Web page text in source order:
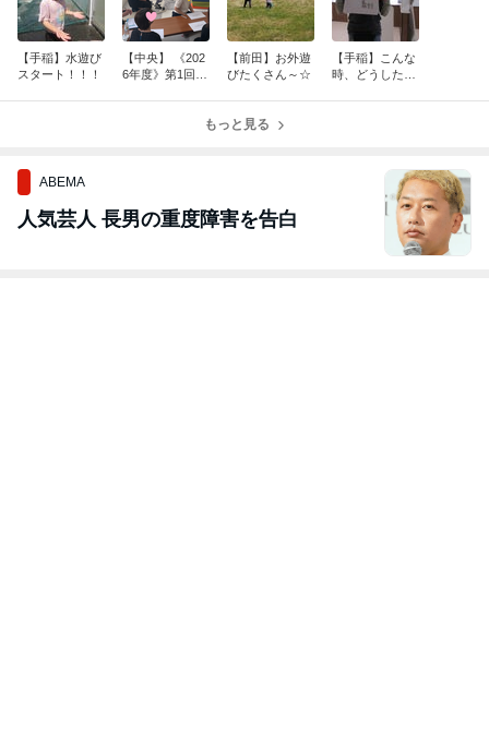
【手稲】水遊び
スタート！！！
【中央】 《202
6年度》第1回ペ
【前田】お外遊
びたくさん～☆
【手稲】こんな
時、どうしたら
もっと見る
ABEMA
人気芸人 長男の重度障害を告白